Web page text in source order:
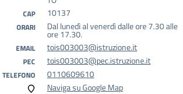
CAP 10137
ORARI Dal lunedì al venerdì dalle ore 7.30 alle
ore 17.30.
EMAIL tois003003@istruzione.it
PEC tois003003@pec.istruzione.it
TELEFONO
0110609610
Naviga su Google Map